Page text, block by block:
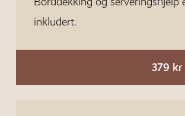
inkludert.
379